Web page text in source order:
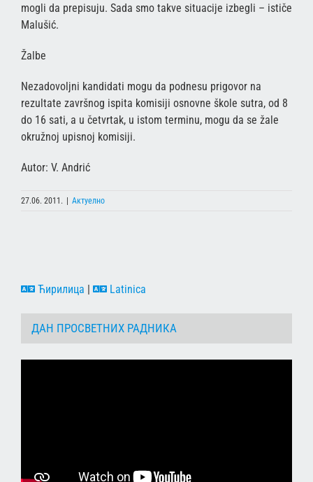
mogli da prepisuju. Sada smo takve situacije izbegli – ističe
Malušić.
Žalbe
Nezadovoljni kandidati mogu da podnesu prigovor na
rezultate završnog ispita komisiji osnovne škole sutra, od 8
do 16 sati, a u četvrtak, u istom terminu, mogu da se žale
okružnoj upisnoj komisiji.
Autor: V. Andrić
27.06. 2011. | Актуелно
Ћирилица | Latinica
ДАН ПРОСВЕТНИХ РАДНИКА